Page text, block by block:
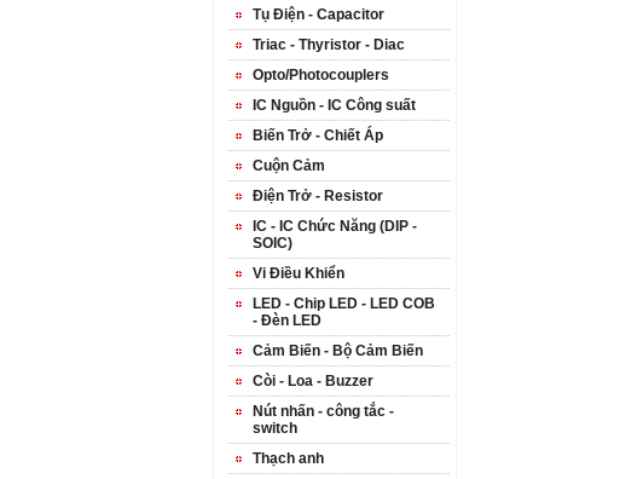
Tụ Điện - Capacitor
Triac - Thyristor - Diac
Opto/Photocouplers
IC Nguồn - IC Công suất
Biến Trở - Chiết Áp
Cuộn Cảm
Điện Trở - Resistor
IC - IC Chức Năng (DIP -
SOIC)
Vi Điều Khiển
LED - Chip LED - LED COB
- Đèn LED
Cảm Biến - Bộ Cảm Biến
Còi - Loa - Buzzer
Nút nhấn - công tắc -
switch
Thạch anh